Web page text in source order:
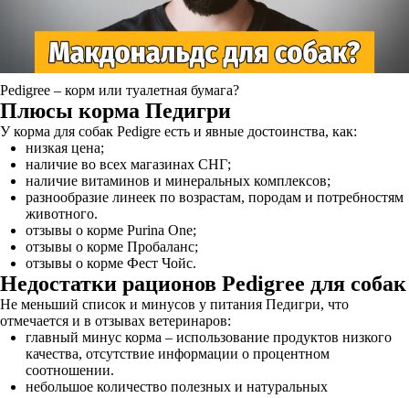
Pedigree – корм или туалетная бумага?
Плюсы корма Педигри
У корма для собак Pedigre есть и явные достоинства, как:
низкая цена;
наличие во всех магазинах СНГ;
наличие витаминов и минеральных комплексов;
разнообразие линеек по возрастам, породам и потребностям
животного.
отзывы о корме Purina One;
отзывы о корме Пробаланс;
отзывы о корме Фест Чойс.
Недостатки рационов Pedigree для собак
Не меньший список и минусов у питания Педигри, что
отмечается и в отзывах ветеринаров:
главный минус корма – использование продуктов низкого
качества, отсутствие информации о процентном
соотношении.
небольшое количество полезных и натуральных